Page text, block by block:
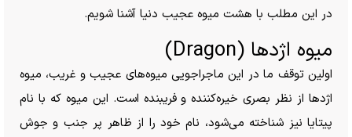
در این مطلب با هشت میوه عجیب دنیا آشنا شویم.
میوه اژد‌ها (Dragon)
اولین توقف ما در این ماجراجویی میوه‌های عجیب و غریب، میوه
اژد‌ها از نظر بصری خیره‌کننده و فریبنده است. این میوه که با نام
پیتایا نیز شناخته می‌شود، نام خود را از ظاهر پر جنب و جوش